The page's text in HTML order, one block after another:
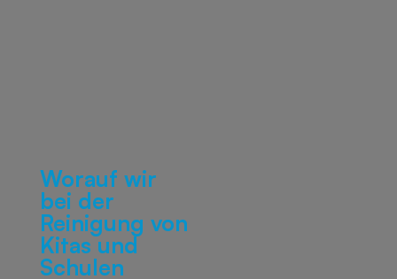
Worauf wir
bei der
Reinigung von
Kitas und
Schulen